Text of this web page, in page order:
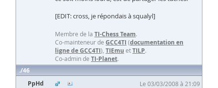
[EDIT: cross, je répondais à squalyl]
Membre de la TI-Chess Team.
Co-mainteneur de GCC4TI (documentation en
ligne de GCC4TI), TIEmu etTILP.
Co-admin de TI-Planet.
46
PpHd
Le 03/03/2008 à 21:09